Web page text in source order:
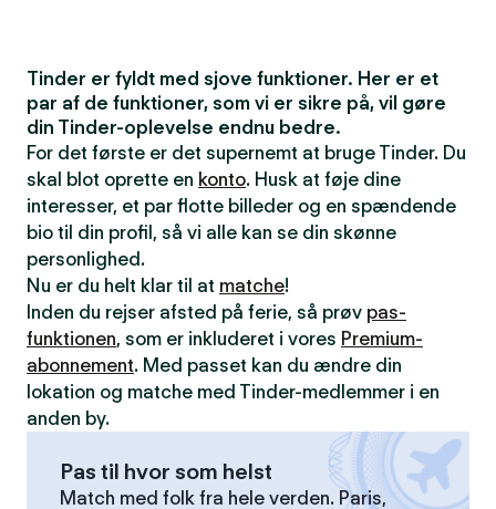
Tinder er fyldt med sjove funktioner. Her er et
par af de funktioner, som vi er sikre på, vil gøre
din Tinder-oplevelse endnu bedre.
For det første er det supernemt at bruge Tinder. Du
skal blot oprette en konto. Husk at føje dine
interesser, et par flotte billeder og en spændende
bio til din profil, så vi alle kan se din skønne
personlighed.
Nu er du helt klar til at matche!
Inden du rejser afsted på ferie, så prøv pas-
funktionen, som er inkluderet i vores Premium-
abonnement. Med passet kan du ændre din
lokation og matche med Tinder-medlemmer i en
anden by.
Pas til hvor som helst
Match med folk fra hele verden. Paris,